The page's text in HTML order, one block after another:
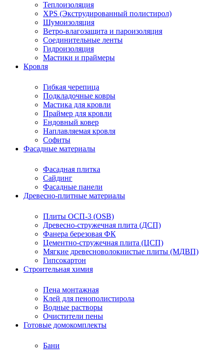
Теплоизоляция
XPS (Экструдированный полистирол)
Шумоизоляция
Ветро-влагозащита и пароизоляция
Соединительные ленты
Гидроизоляция
Мастики и праймеры
Кровля
Гибкая черепица
Подкладочные ковры
Мастика для кровли
Праймер для кровли
Ендовный ковер
Наплавляемая кровля
Софиты
Фасадные материалы
Фасадная плитка
Сайдинг
Фасадные панели
Древесно-плитные материалы
Плиты ОСП-3 (OSB)
Древесно-стружечная плита (ДСП)
Фанера березовая ФК
Цементно-стружечная плита (ЦСП)
Мягкие древесноволокнистые плиты (МДВП)
Гипсокартон
Строительная химия
Пена монтажная
Клей для пенополистирола
Водные растворы
Очистители пены
Готовые домокомплекты
Бани